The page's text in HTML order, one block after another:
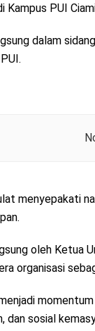
Kampus PUI
dalam
menyepakati
oleh Ketua
organisasi
dan sosial